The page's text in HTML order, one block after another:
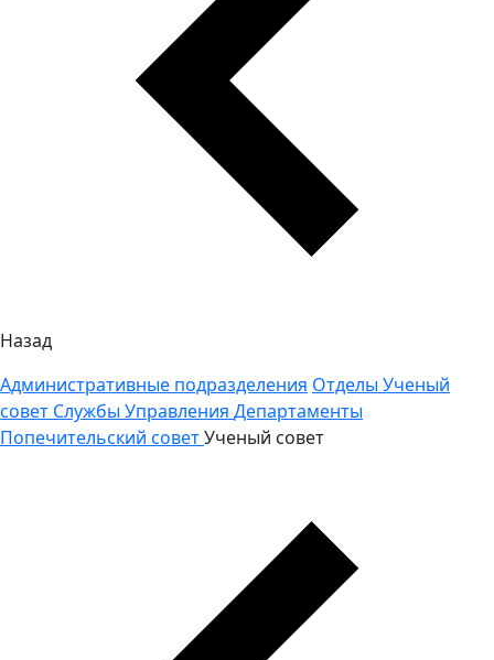
Назад
Административные подразделения Отделы Ученый
совет Службы Управления Департаменты
Попечительский советУченый совет